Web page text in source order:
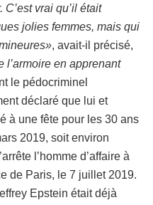
vrai qu’il était
jolies femmes, mais qui
, avait-il précisé,
l’armoire en apprenant
le pédocriminel
déclaré que lui et
à une fête pour les 30 ans
2019, soit environ
l’homme d’affaire à
de Paris, le 7 juillet 2019.
Epstein était déjà